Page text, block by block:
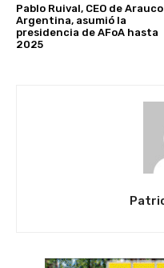
Pablo Ruival, CEO de Arauco
Argentina, asumió la
presidencia de AFoA hasta
2025